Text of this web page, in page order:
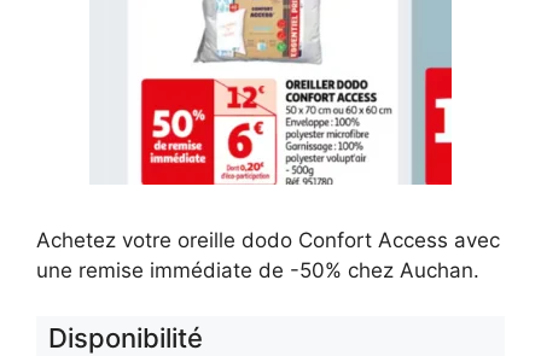
Achetez votre oreille dodo Confort Access avec
une remise immédiate de -50% chez Auchan.
Disponibilité